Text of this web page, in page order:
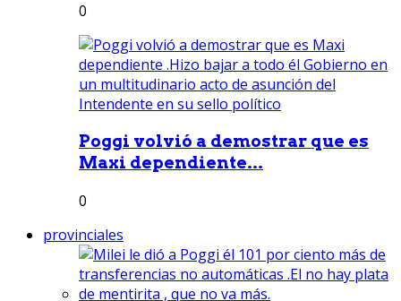
0
Poggi volvió a demostrar que es
Maxi dependiente...
0
provinciales